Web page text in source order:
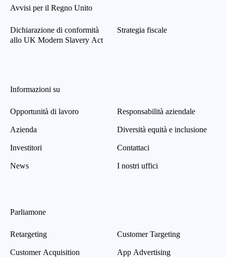
Avvisi per il Regno Unito
Dichiarazione di conformità
allo UK Modern Slavery Act
Strategia fiscale
Informazioni su
Opportunità di lavoro
Azienda
Investitori
News
Responsabilità aziendale
Diversità equità e inclusione
Contattaci
I nostri uffici
Parliamone
Retargeting
Customer Acquisition
Customer Targeting
App Advertising